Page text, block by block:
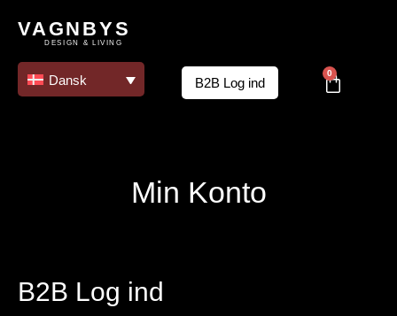
VAGNBYS
DESIGN & LIVING
Dansk B2B Log ind
0
Min Konto
B2B Log ind